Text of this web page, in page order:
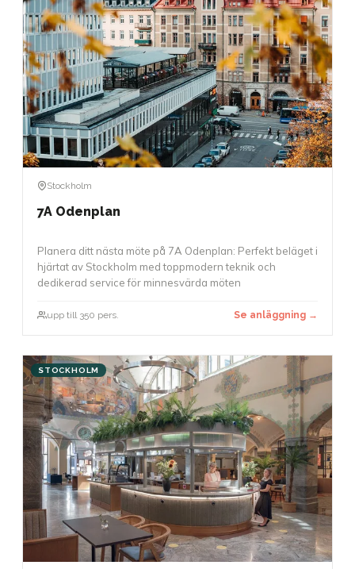
Stockholm
7A Odenplan
Planera ditt nästa möte på 7A Odenplan: Perfekt beläget i
hjärtat av Stockholm med toppmodern teknik och
dedikerad service för minnesvärda möten
upp till 350 pers. Se anläggning →
STOCKHOLM